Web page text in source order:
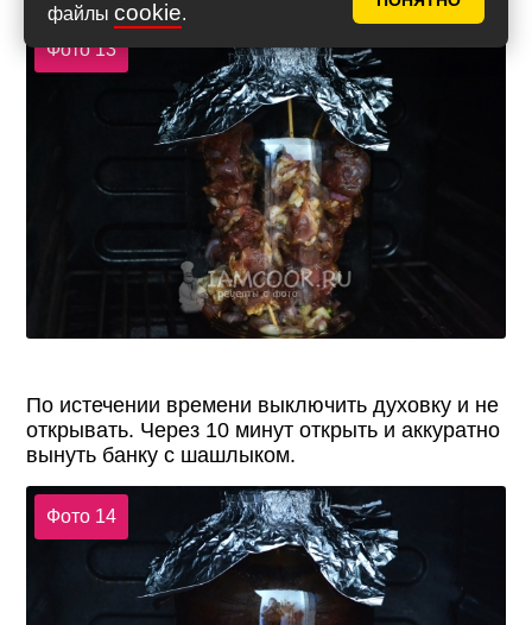
файлы cookie.
Фото 13
По истечении времени выключить духовку и не
открывать. Через 10 минут открыть и аккуратно
вынуть банку с шашлыком.
Фото 14